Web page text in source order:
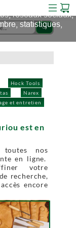
search
Hock Tools
Narex
et entretien
est en
toutes nos
en ligne.
votre
recherche,
encore
des cookies pour
réseaux sociaux,
statistiques,